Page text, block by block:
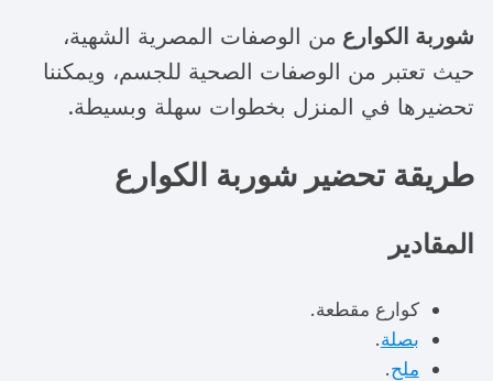
شوربة الكوارع من الوصفات المصرية الشهية،
حيث تعتبر من الوصفات الصحية للجسم، ويمكننا
تحضيرها في المنزل بخطوات سهلة وبسيطة.
طريقة تحضيرشوربة الكوارع
المقادير
كوارع مقطعة.
بصلة.
ملح.